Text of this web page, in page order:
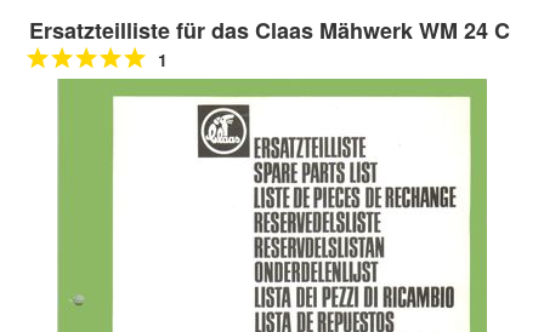
Ersatzteilliste für das Claas Mähwerk WM 24 C
1